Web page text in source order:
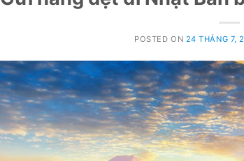
POSTED ON 24 THÁNG 7,